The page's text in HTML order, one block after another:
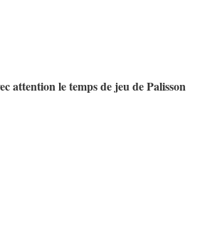
attention le temps de jeu de Palisson